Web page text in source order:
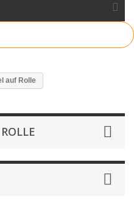
auf Rolle